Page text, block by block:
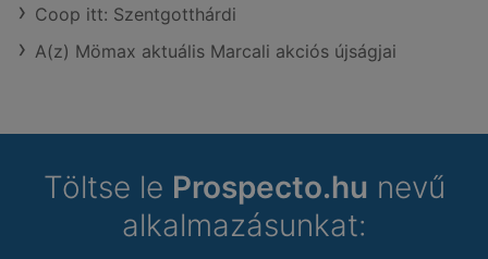
Coop itt: Szentgotthárdi
A(z) Mömax aktuális Marcali akciós újságjai
Töltse le Prospecto.hu nevű
alkalmazásunkat: